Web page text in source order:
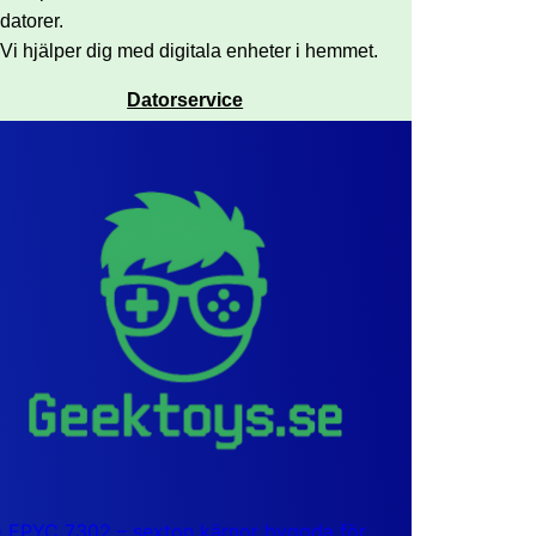
datorer.
Vi hjälper dig med digitala enheter i hemmet.
Datorservice
EPYC 7302 – sexton kärnor byggda för